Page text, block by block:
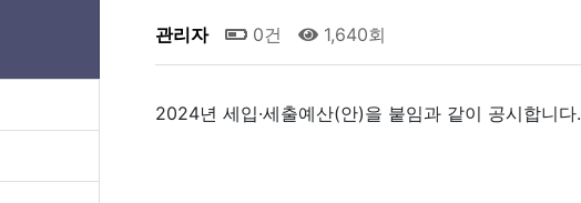
관리자 0건 1,640회
2024년 세입·세출예산(안)을 붙임과 같이 공시합니다.